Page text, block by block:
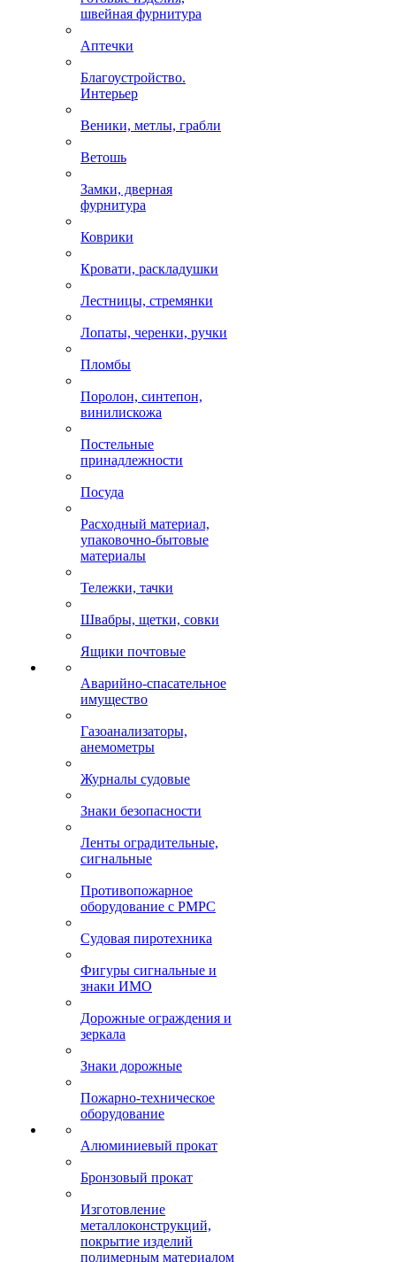
швейная фурнитура
Аптечки
Благоустройство.
Интерьер
Веники, метлы, грабли
Ветошь
Замки, дверная
фурнитура
Коврики
Кровати, раскладушки
Лестницы, стремянки
Лопаты, черенки, ручки
Пломбы
Поролон, синтепон,
винилискожа
Постельные
принадлежности
Посуда
Расходный материал,
упаковочно-бытовые
материалы
Тележки, тачки
Швабры, щетки, совки
Ящики почтовые
Аварийно-спасательное
имущество
Газоанализаторы,
анемометры
Журналы судовые
Знаки безопасности
Ленты оградительные,
сигнальные
Противопожарное
оборудование с РМРС
Судовая пиротехника
Фигуры сигнальные и
знаки ИМО
Дорожные ограждения и
зеркала
Знаки дорожные
Пожарно-техническое
оборудование
Алюминиевый прокат
Бронзовый прокат
Изготовление
металлоконструкций,
покрытие изделий
полимерным материалом